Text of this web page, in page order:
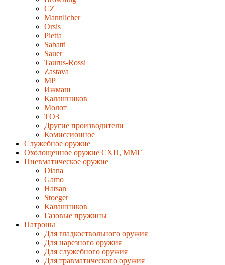
CZ
Mannlicher
Orsis
Pietta
Sabatti
Sauer
Taurus-Rossi
Zastava
MP
Ижмаш
Калашников
Молот
ТОЗ
Другие производители
Комиссионное
Служебное оружие
Охолощенное оружие СХП, ММГ
Пневматическое оружие
Diana
Gamo
Hatsan
Stoeger
Калашников
Газовые пружины
Патроны
Для гладкоствольного оружия
Для нарезного оружия
Для служебного оружия
Для травматического оружия